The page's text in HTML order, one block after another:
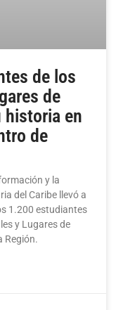
de los
de
historia en
de
y la
del Caribe llevó a
1.200 estudiantes
y Lugares de
Región.